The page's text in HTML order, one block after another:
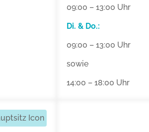
09:00 – 13:00 Uhr
Di. & Do.:
09:00 – 13:00 Uhr
sowie
14:00 – 18:00 Uhr